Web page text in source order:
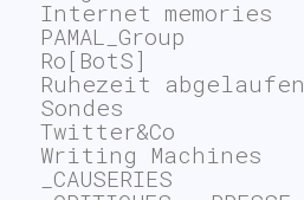
Internet memories
PAMAL_Group
Ro[BotS]
Ruhezeit abgelaufen
Sondes
Twitter&Co
Writing Machines
_CAUSERIES